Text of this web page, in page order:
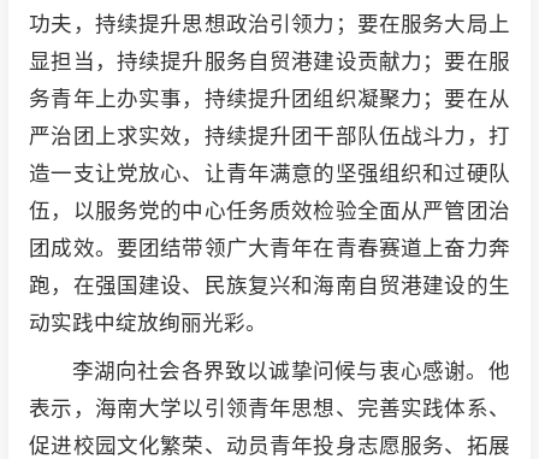
功夫，持续提升思想政治引领力；要在服务大局上
显担当，持续提升服务自贸港建设贡献力；要在服
务青年上办实事，持续提升团组织凝聚力；要在从
严治团上求实效，持续提升团干部队伍战斗力，打
造一支让党放心、让青年满意的坚强组织和过硬队
伍，以服务党的中心任务质效检验全面从严管团治
团成效。要团结带领广大青年在青春赛道上奋力奔
跑，在强国建设、民族复兴和海南自贸港建设的生
动实践中绽放绚丽光彩。
李湖向社会各界致以诚挚问候与衷心感谢。他
表示，海南大学以引领青年思想、完善实践体系、
促进校园文化繁荣、动员青年投身志愿服务、拓展